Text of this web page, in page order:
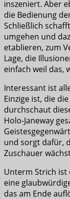
inszeniert. Aber
die Bedienung
Schließlich
umgehen und
etablieren, zum
Lage, die
einfach weil das,
Interessant ist
Einzige ist, die
durchschaut
Holo-Janeway
und sorgt dafür,
Zuschauer
Unterm Strich ist
eine
das am Ende